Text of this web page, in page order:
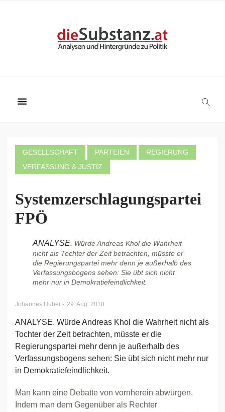
GESELLSCHAFT PARTEIEN
REGIERUNG
VERFASSUNG & JUSTIZ
Systemzerschlagungspartei
FPÖ
ANALYSE. Würde Andreas Khol die Wahrheit
nicht als Tochter der Zeit betrachten, müsste er
die Regierungspartei mehr denn je außerhalb des
Verfassungsbogens sehen: Sie übt sich nicht
mehr nur in Demokratiefeindlichkeit.
Johannes Huber - 29. Aug. 2018
ANALYSE. Würde Andreas Khol die Wahrheit nicht als
Tochter der Zeit betrachten, müsste er die
Regierungspartei mehr denn je außerhalb des
Verfassungsbogens sehen: Sie übt sich nicht mehr nur
in Demokratiefeindlichkeit.
Man kann eine Debatte von vornherein abwürgen.
Indem man dem Gegenüber als Rechter